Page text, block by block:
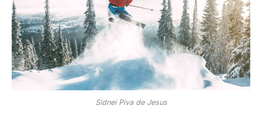
Sidnei Piva de Jesus